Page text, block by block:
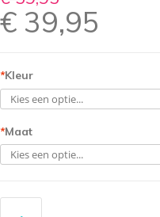
€ 39,95
*Kleur
*Maat